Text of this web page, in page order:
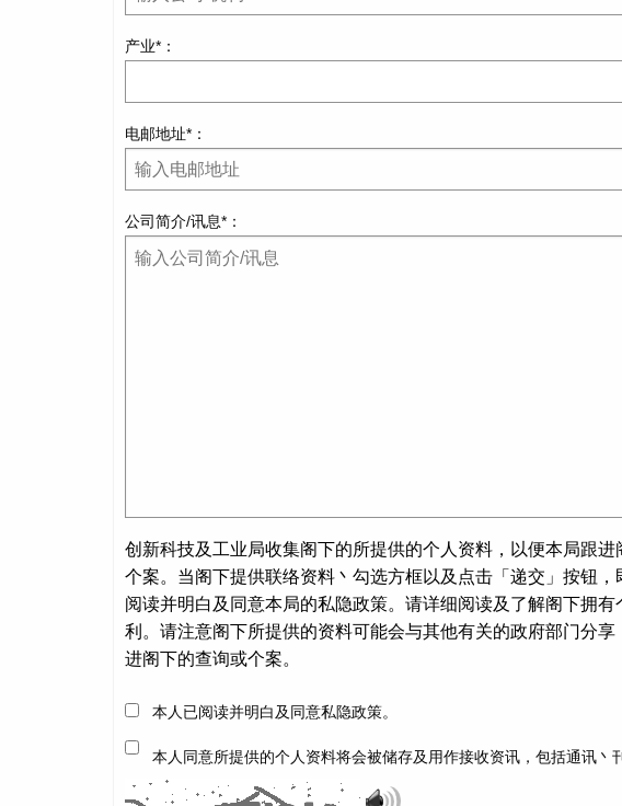
产业*：
电邮地址*：
公司简介/讯息*：
创新科技及工业局收集阁下的所提供的个人资料，以便本局跟进
个案。当阁下提供联络资料丶勾选方框以及点击「递交」按钮，
阅读并明白及同意本局的私隐政策。请详细阅读及了解阁下拥有
利。请注意阁下所提供的资料可能会与其他有关的政府部门分享
进阁下的查询或个案。
本人已阅读并明白及同意私隐政策。
本人同意所提供的个人资料将会被储存及用作接收资讯，包括通讯丶